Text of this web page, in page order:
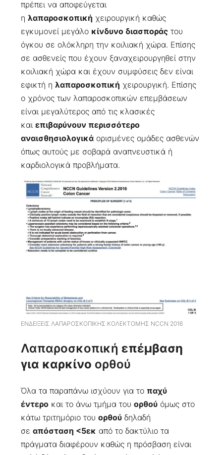
πρέπει να αποφεύγεται
η λαπαροσκοπική χειρουργική καθώς
εγκυμονεί μεγάλο κίνδυνο διασποράς του
όγκου σε ολόκληρη την κοιλιακή χώρα. Επίσης
σε ασθενείς που έχουν ξαναχειρουργηθεί στην
κοιλιακή χώρα και έχουν συμφύσεις δεν είναι
εφικτή η λαπαροσκοπική χειρουργική. Επίσης
ο χρόνος των λαπαροσκοπικών επεμβάσεων
είναι μεγαλύτερος από τις κλασικές
και επιβαρύνουν περισσότερο
αναισθησιολογικά ορισμένες ομάδες ασθενών
όπως αυτούς με σοβαρά αναπνευστικά ή
καρδιολογικά προβλήματα.
ΕΝΔΕΙΞΕΙΣ ΛΑΠΑΡΟΣΚΟΠΙΚΗΣ ΚΟΛΕΚΤΟΜΗΣ NCCN 2016
Λαπαροσκοπική επέμβαση
για καρκίνο ορθού
Όλα τα παραπάνω ισχύουν για το παχύ
έντερο και το άνω τμήμα του ορθού όμως στο
κάτω τριτημόριο του ορθού δηλαδή
σε απόσταση <5εκ από το δακτύλιο τα
πράγματα διαφέρουν καθώς η πρόσβαση είναι